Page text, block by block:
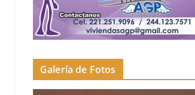
Galería de Fotos